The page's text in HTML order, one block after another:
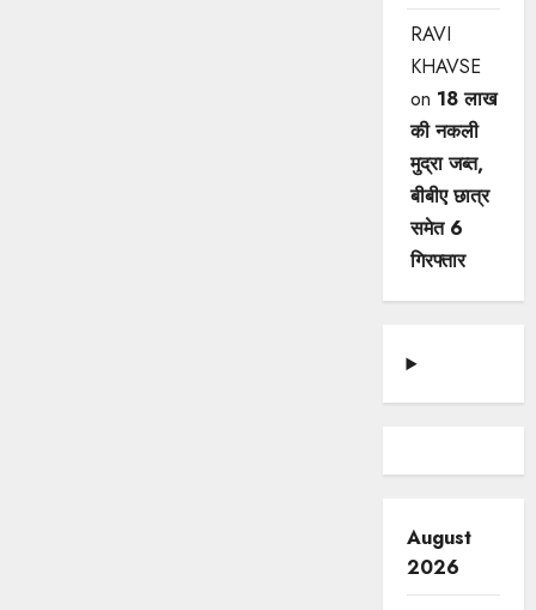
RAVI
KHAVSE
on 18 लाख
की नकली
मुद्रा जब्त,
बीबीए छात्र
समेत 6
गिरफ्तार
August
2026